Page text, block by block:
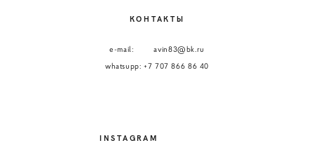
КОНТАКТЫ
e-mail: avin83@bk.ru
whatsupp: +7 707 866 86 40
INSTAGRAM